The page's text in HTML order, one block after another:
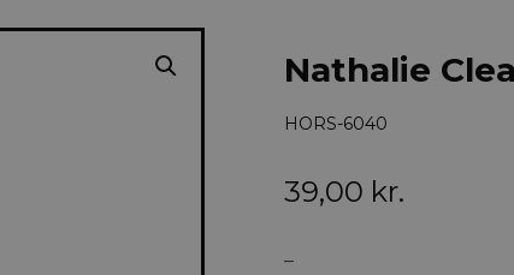
Nathalie
HORS-6040
39,00 kr.
–